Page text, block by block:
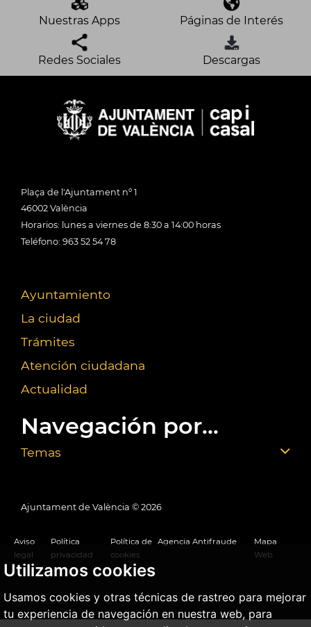
Utilizamos cookies
Usamos cookies y otras técnicas de rastreo para mejorar
tu experiencia de navegación en nuestra web, para
Nuestras Apps Páginas de Interés
Redes Sociales Descargas
Plaça de l'Ajuntament nº 1
46002 València
Horarios: lunes a viernes de 8:30 a 14:00 horas
Teléfono: 963 52 54 78
Ayuntamiento
La ciudad
Trámites
Atención ciudadana
Actualidad
Navegación por...
Temas
Ajuntament de València © 2026
Aviso
legal
Política
privacidad
Política de
cookies
Agencia Antifraude
Mapa
Web